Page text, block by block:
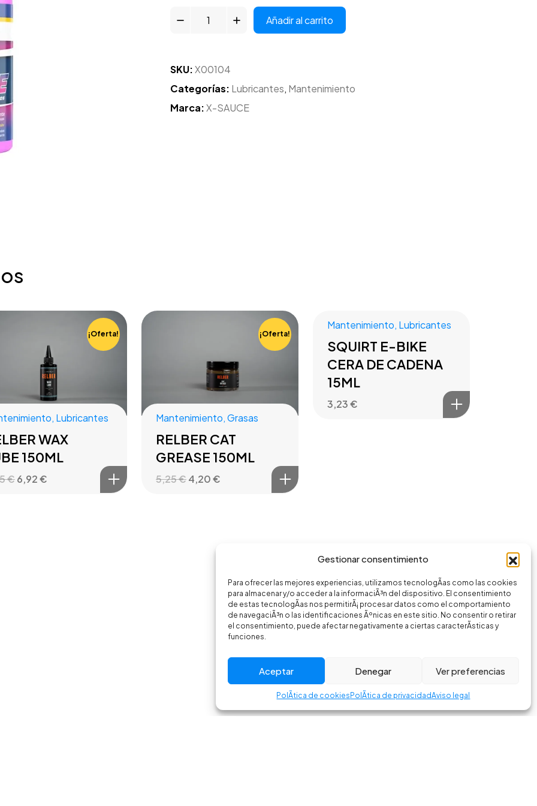
Gestionar consentimiento
Para ofrecer las mejores experiencias, utilizamos tecnologÃ­as como las cookies
para almacenar y/o acceder a la informaciÃ³n del dispositivo. El consentimiento
de estas tecnologÃ­as nos permitirÃ¡ procesar datos como el comportamiento
de navegaciÃ³n o las identificaciones Ãºnicas en este sitio. No consentir o retirar
el consentimiento, puede afectar negativamente a ciertas caracterÃ­sticas y
funciones.
Aceptar Denegar Ver preferencias
PolÃ­tica de cookies PolÃ­tica de privacidadAviso legal
Añadir al carrito
SKU:X00104
Categorías: Lubricantes, Mantenimiento
Marca:X-SAUCE
¡Oferta!
, Lubricantes
WAX
150ML
€6,92€
¡Oferta!
Mantenimiento,Grasas
RELBER CAT
GREASE 150ML
5,25€4,20€
Mantenimiento, Lubricantes
SQUIRT E-BIKE
CERA DE CADENA
15ML
3,23€